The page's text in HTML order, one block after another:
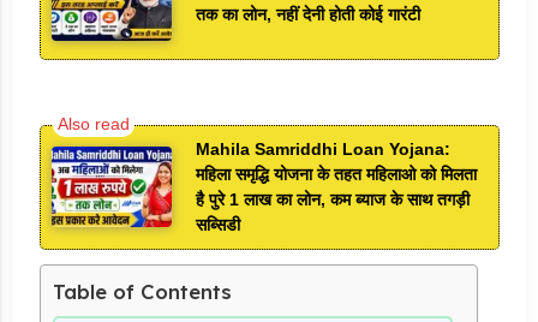
तक का लोन, नहीं देनी होती कोई गारंटी
Mahila Samriddhi Loan Yojana:
महिला समृद्धि योजना के तहत महिलाओ को मिलता
है पुरे 1 लाख का लोन, कम ब्याज के साथ तगड़ी
सब्सिडी
Table of Contents